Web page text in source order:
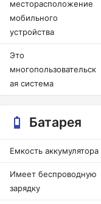
месторасположение
мобильного
устройства
Это
многопользовательск
ая система
Батарея
Емкость аккумулятора
Имеет беспроводную
зарядку